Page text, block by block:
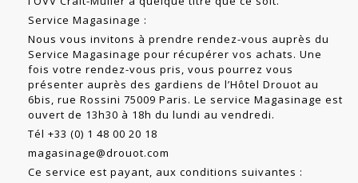
Service Magasinage :
Nous vous invitons à prendre rendez-vous auprès du
Service Magasinage pour récupérer vos achats. Une
fois votre rendez-vous pris, vous pourrez vous
présenter auprès des gardiens de l’Hôtel Drouot au
6bis, rue Rossini 75009 Paris. Le service Magasinage est
ouvert de 13h30 à 18h du lundi au vendredi.
Tél +33 (0) 1 48 00 20 18
magasinage@drouot.com
Ce service est payant, aux conditions suivantes :